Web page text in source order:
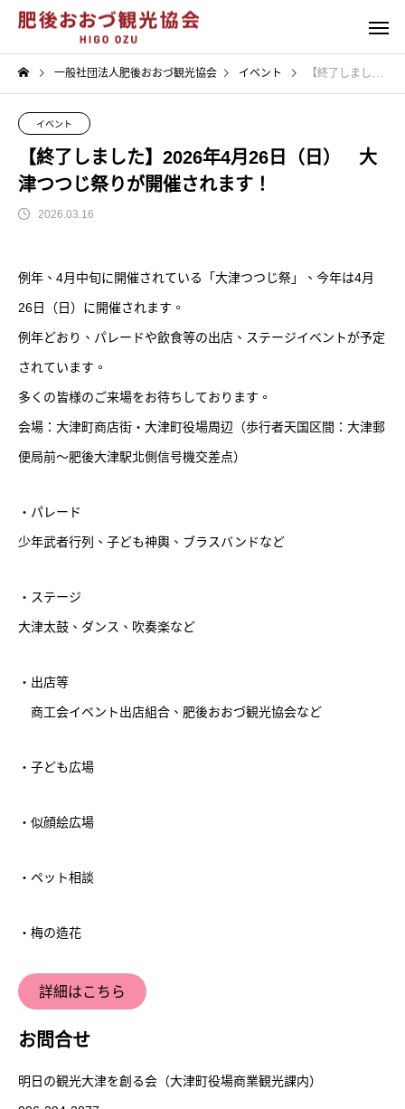
一般社団法人肥後おおづ観光協会 イベント 【終了しました】2026年4月26日（日） 大津つつじ祭りが開催されます！
イベント
【終了しました】2026年4月26日（日） 大
津つつじ祭りが開催されます！
2026.03.16
例年、4月中旬に開催されている「大津つつじ祭」、今年は4月
26日（日）に開催されます。
例年どおり、パレードや飲食等の出店、ステージイベントが予定
されています。
多くの皆様のご来場をお待ちしております。
会場：大津町商店街・大津町役場周辺（歩行者天国区間：大津郵
便局前〜肥後大津駅北側信号機交差点）
・パレード
少年武者行列、子ども神輿、ブラスバンドなど
・ステージ
大津太鼓、ダンス、吹奏楽など
・出店等
商工会イベント出店組合、肥後おおづ観光協会など
・子ども広場
・似顔絵広場
・ペット相談
・梅の造花
詳細はこちら
お問合せ
明日の観光大津を創る会（大津町役場商業観光課内）